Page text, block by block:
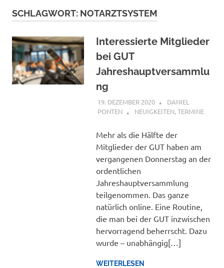
SCHLAGWORT: NOTARZTSYSTEM
Interessierte Mitglieder
bei GUT
Jahreshauptversammlu
ng
19. DEZEMBER 2020
DANIEL
PONTEN
NEUIGKEITEN,TERMINE
Mehr als die Hälfte der
Mitglieder der GUT haben am
vergangenen Donnerstag an der
ordentlichen
Jahreshauptversammlung
teilgenommen. Das ganze
natürlich online. Eine Routine,
die man bei der GUT inzwischen
hervorragend beherrscht. Dazu
wurde – unabhängig[…]
WEITERLESEN